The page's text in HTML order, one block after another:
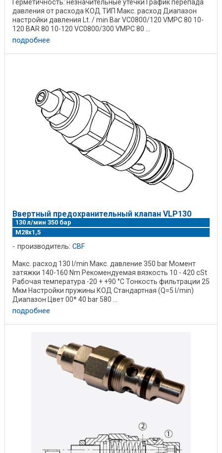
Герметичность: незначительные утечки График перепада
давления от расхода КОД ТИП Макс. расход Диапазон
настройки давления Lt. / min Bar VC0800/120 VMPC 80 10-
120 BAR 80 10-120 VC0800/300 VMPC 80 ...
подробнее
Ввертный предохранительный клапан VLP130
130 л/мин 350 бар
М28х1,5
производитель: CBF
Макс. расход 130 l/min Макс. давление 350 bar Момент
затяжки 140-160 Nm Рекомендуемая вязкость 10 - 420 cSt
Рабочая температура -20 + +90 °C Тонкость фильтрации 25
Mкм Настройки пружины КОД Стандартная (Q=5 l/min)
Диапазон Цвет 00* 40 bar 580 ...
подробнее